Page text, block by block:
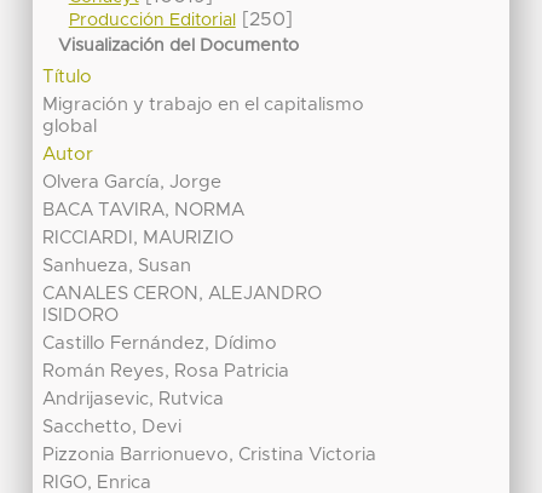
Producción Editorial[250]
Visualización del Documento
Título
Migración y trabajo en el capitalismo
global
Autor
Olvera García, Jorge
BACA TAVIRA, NORMA
RICCIARDI, MAURIZIO
Sanhueza, Susan
CANALES CERON, ALEJANDRO
ISIDORO
Castillo Fernández, Dídimo
Román Reyes, Rosa Patricia
Andrijasevic, Rutvica
Sacchetto, Devi
Pizzonia Barrionuevo, Cristina Victoria
RIGO, Enrica